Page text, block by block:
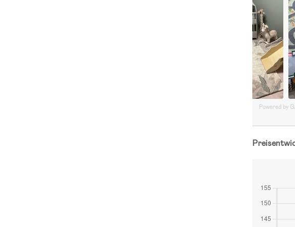
Powered by